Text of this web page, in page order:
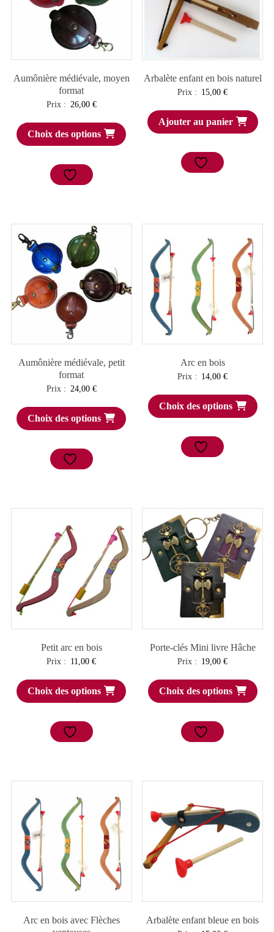
Aumônière médiévale, moyen
format
Prix : 26,00 €
Choix des options
Arbalète enfant en bois naturel
Prix : 15,00€
Ajouter au panier
Aumônière médiévale, petit
format
Prix : 24,00 €
Choix des options
Arc en bois
Prix : 14,00€
Choix des options
Petit arc en bois
Prix : 11,00€
Choix des options
Porte-clés Mini livre Hâche
Prix : 19,00€
Choix des options
Arc en bois avec Flèches
Arbalète enfant bleue en bois